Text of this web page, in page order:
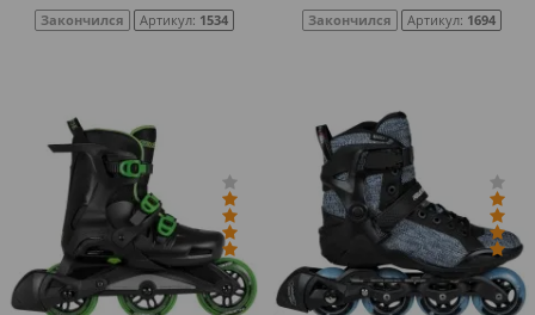
Закончился Артикул: 1534 Закончился Артикул: 1694